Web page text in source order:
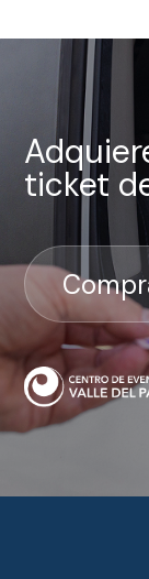
ticket